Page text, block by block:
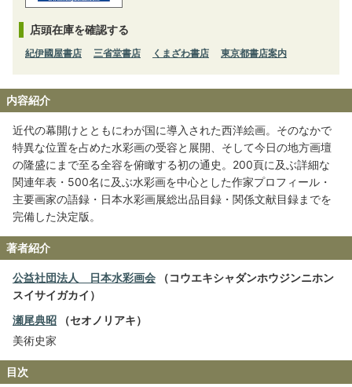
店頭在庫を確認する
紀伊國屋書店 三省堂書店 くまざわ書店 東京都書店案内
内容紹介
近代の幕開けとともにわが国に導入された西洋絵画。そのなかで
特異な位置を占めた水彩画の受容と展開、そして今日の地方画壇
の隆盛にまで至る全容を俯瞰する初の通史。200頁に及ぶ詳細な
関連年表・500名に及ぶ水彩画を中心とした作家プロフィール・
主要画家の語録・日本水彩画展総出品目録・関係文献目録までを
完備した決定版。
著者紹介
公益社団法人 日本水彩画会 （コウエキシャダンホウジンニホン
スイサイガカイ）
瀬尾典昭 （セオノリアキ）
美術史家
目次